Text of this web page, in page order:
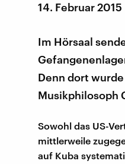
14. Februar 2015
Im Hörsaal
Denn dort
Musikphilosoph
Sowohl das US-
mittlerweile
auf Kuba